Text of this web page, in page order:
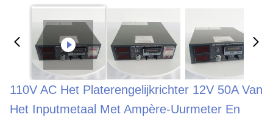
110V AC Het Platerengelijkrichter 12V 50A Van
Het Inputmetaal Met Ampère-Uurmeter En